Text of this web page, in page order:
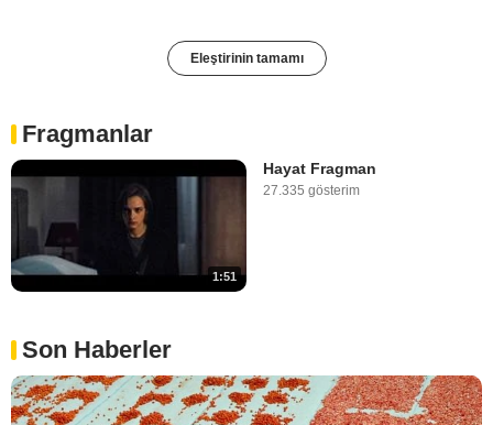
Eleştirinin tamamı
Fragmanlar
1:51
Hayat Fragman
27.335 gösterim
Son Haberler